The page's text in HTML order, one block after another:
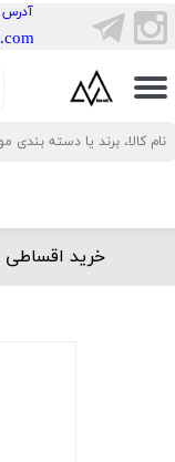
حساب کاربری من
تغییر گذر واژه
سفارشات
​آدرس
خرید